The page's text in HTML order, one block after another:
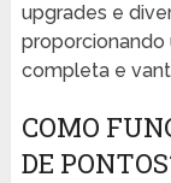
upgrades e
proporcionando
completa e
COMO
DE